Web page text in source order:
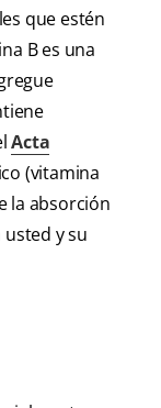
que estén
B es una
Acta
(vitamina
la absorción
y su